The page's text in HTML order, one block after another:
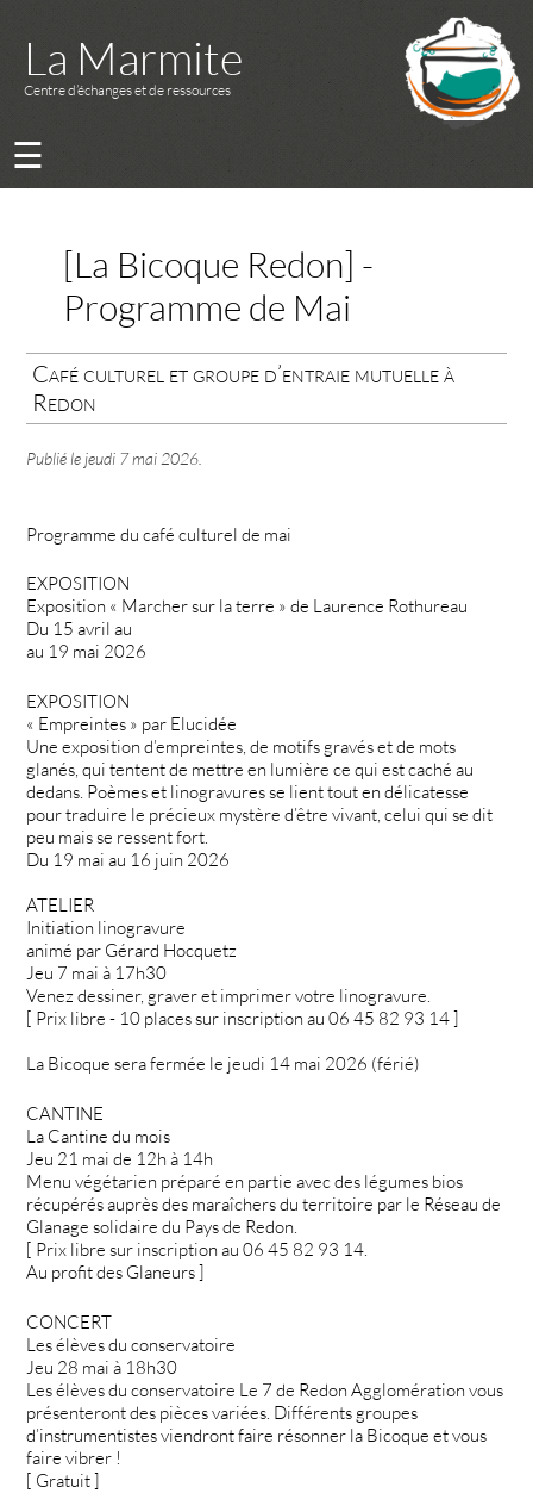
La Marmite
Centre d’échanges et de ressources
☰
[La Bicoque Redon] -
Programme de Mai
Café culturel et groupe d’entraie mutuelle à
Redon
Publié le jeudi 7 mai 2026
Programme du café culturel de mai
EXPOSITION
Exposition « Marcher sur la terre » de Laurence Rothureau
Du 15 avril au
au 19 mai 2026
EXPOSITION
« Empreintes » par Elucidée
Une exposition d’empreintes, de motifs gravés et de mots
glanés, qui tentent de mettre en lumière ce qui est caché au
dedans. Poèmes et linogravures se lient tout en délicatesse
pour traduire le précieux mystère d’être vivant, celui qui se dit
peu mais se ressent fort.
Du 19 mai au 16 juin 2026
ATELIER
Initiation linogravure
animé par Gérard Hocquetz
Jeu 7 mai à 17h30
Venez dessiner, graver et imprimer votre linogravure.
[ Prix libre - 10 places sur inscription au 06 45 82 93 14 ]
La Bicoque sera fermée le jeudi 14 mai 2026 (férié)
CANTINE
La Cantine du mois
Jeu 21 mai de 12h à 14h
Menu végétarien préparé en partie avec des légumes bios
récupérés auprès des maraîchers du territoire par le Réseau de
Glanage solidaire du Pays de Redon.
[ Prix libre sur inscription au 06 45 82 93 14.
Au profit des Glaneurs ]
CONCERT
Les élèves du conservatoire
Jeu 28 mai à 18h30
Les élèves du conservatoire Le 7 de Redon Agglomération vous
présenteront des pièces variées. Différents groupes
d’instrumentistes viendront faire résonner la Bicoque et vous
faire vibrer !
[ Gratuit ]